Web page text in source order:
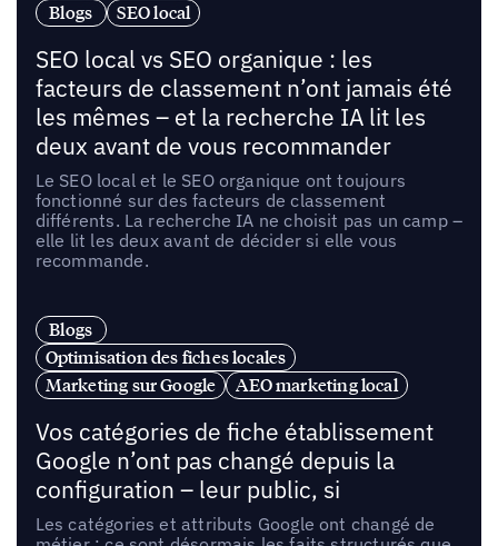
Blogs SEO local
SEO local vs SEO organique : les
facteurs de classement n’ont jamais été
les mêmes – et la recherche IA lit les
deux avant de vous recommander
Le SEO local et le SEO organique ont toujours
fonctionné sur des facteurs de classement
différents. La recherche IA ne choisit pas un camp –
elle lit les deux avant de décider si elle vous
recommande.
Blogs
Optimisation des fiches locales
Marketing sur Google
AEO marketing local
Vos catégories de fiche établissement
Google n’ont pas changé depuis la
configuration – leur public, si
Les catégories et attributs Google ont changé de